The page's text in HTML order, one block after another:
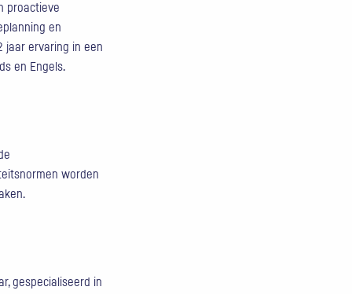
proactieve
en
jaar ervaring in een
en Engels.
worden
gespecialiseerd in